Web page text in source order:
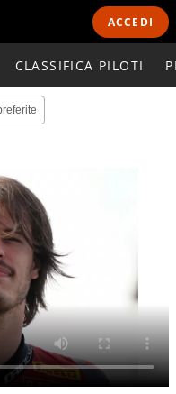
ACCEDI
CLASSIFICA PILOTI